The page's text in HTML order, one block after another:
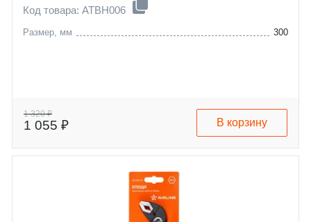
Код товара: ATBH006
Размер, мм 300
1 320 ₽
1 055 ₽ В корзину